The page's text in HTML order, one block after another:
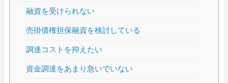
融資を受けられない
売掛債権担保融資を検討している
調達コストを抑えたい
資金調達をあまり急いでいない